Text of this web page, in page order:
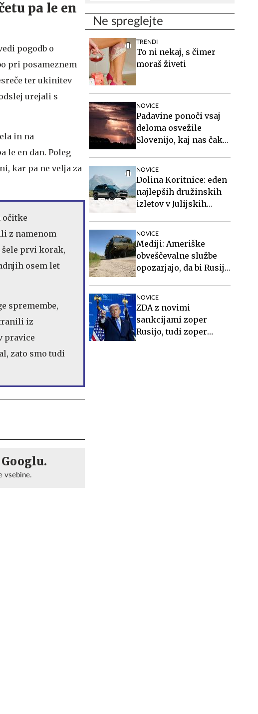
pa le en
pogodb o
pri posameznem
ter ukinitev
urejali s
in na
le en dan. Poleg
kar pa ne velja za
očitke
z namenom
šele prvi korak,
osem let
spremembe,
iz
pravice
zato smo tudi
vsebine.
Ne spreglejte
TRENDI
To ni nekaj, s čimer
moraš živeti
NOVICE
Padavine ponoči vsaj
deloma osvežile
Slovenijo, kaj nas čaka
NOVICE
Dolina Koritnice: eden
najlepših družinskih
izletov v Julijskih
NOVICE
Mediji: Ameriške
obveščevalne službe
opozarjajo, da bi Rusija
NOVICE
ZDA z novimi
sankcijami zoper
Rusijo, tudi zoper